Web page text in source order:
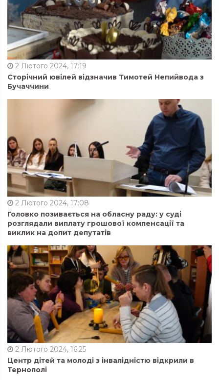
2 Лютого 2024, 17:19
Сторічний ювілей відзначив Тимотей Непийвода з
Бучаччини
2 Лютого 2024, 17:08
Головко позивається на обласну раду: у суді
розглядали виплату грошової компенсації та
виклик на допит депутатів
2 Лютого 2024, 16:25
Центр дітей та молоді з інвалідністю відкрили в
Тернополі